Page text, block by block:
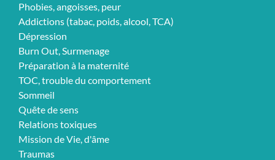
Phobies, angoisses, peur
Addictions (tabac, poids, alcool, TCA)
Dépression
Burn Out, Surmenage
Préparation à la maternité
TOC, trouble du comportement
Sommeil
Quête de sens
Relations toxiques
Mission de Vie, d'âme
Traumas